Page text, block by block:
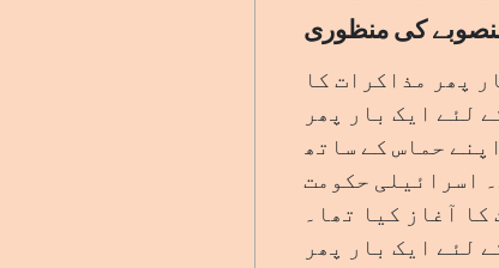
کی منظوری
پھر مذاکرات کا
لئے ایک بار پھر
حماس کے ساتھ
اسرائیلی حکومت
کا آغاز کیا تھا۔
لئے ایک بار پھر